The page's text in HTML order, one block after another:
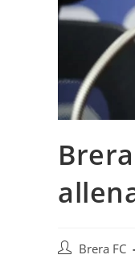
Brera FC